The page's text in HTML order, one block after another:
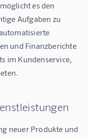
es den
Aufgaben zu
und Finanzberichte
im Kundenservice,
neuer Produkte und